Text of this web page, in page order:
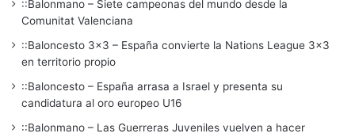
::Balonmano – Siete campeonas del mundo desde la
Comunitat Valenciana
::Baloncesto 3×3 – España convierte la Nations League 3×3
en territorio propio
::Baloncesto – España arrasa a Israel y presenta su
candidatura al oro europeo U16
::Balonmano – Las Guerreras Juveniles vuelven a hacer